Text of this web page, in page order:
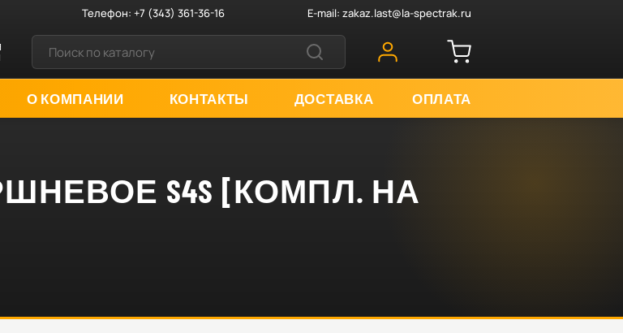
Телефон:+7 (343) 361-36-16 E-mail: zakaz.last@la-spectrak.ru
О КОМПАНИИ КОНТАКТЫ ДОСТАВКА ОПЛАТА
S4S [КОМПЛ. НА